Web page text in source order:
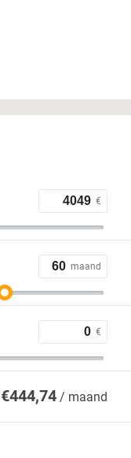
€
maand
€
€444,74 / maand